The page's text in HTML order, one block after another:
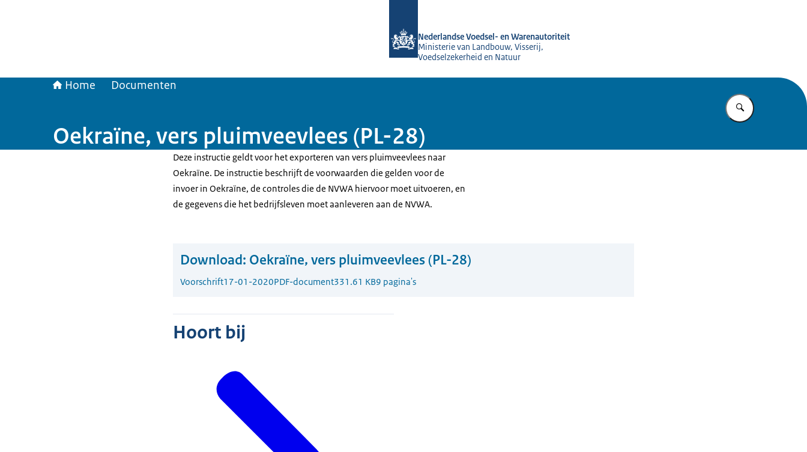
Nederlandse Voedsel- en Warenautoriteit
Ministerie van Landbouw, Visserij,
Voedselzekerheid en Natuur
Home Documenten
Vul in wat u
Oekraïne, vers pluimveevlees (PL-28)
Deze instructie geldt voor het exporteren van vers pluimveevlees naar
Oekraïne. De instructie beschrijft de voorwaarden die gelden voor de
invoer in Oekraïne, de controles die de NVWA hiervoor moet uitvoeren, en
de gegevens die het bedrijfsleven moet aanleveren aan de NVWA.
Download: Oekraïne, vers pluimveevlees (PL-28)
Voorschrift17-01-2020PDF-document331.61 KB9 pagina's
Hoort bij